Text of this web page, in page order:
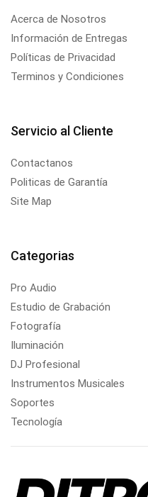
Acerca de Nosotros
Información de Entregas
Políticas de Privacidad
Terminos y Condiciones
Servicio al Cliente
Contactanos
Politicas de Garantía
Site Map
Categorias
Pro Audio
Estudio de Grabación
Fotografía
Iluminación
DJ Profesional
Instrumentos Musicales
Soportes
Tecnología